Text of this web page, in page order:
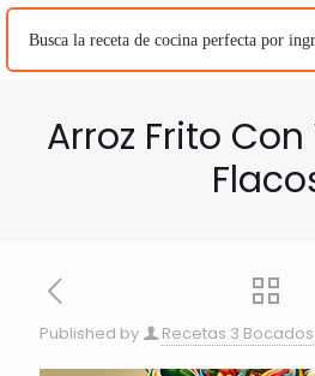
Arroz Frito
Published by Recetas 3 Bocados